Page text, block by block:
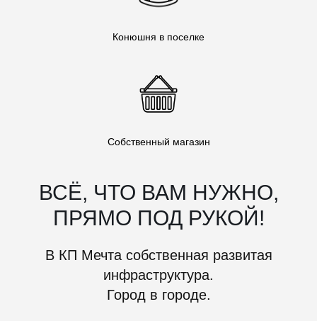
Конюшня в поселке
Собственный магазин
ВСЁ, ЧТО ВАМ НУЖНО,
ПРЯМО ПОД РУКОЙ!
В КП Мечта собственная развитая
инфраструктура.
Город в городе.